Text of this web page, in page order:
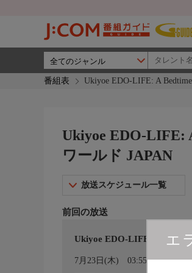
番組表 Ukiyoe EDO-LIFE: A
エ
Ukiyoe EDO-LIFE:
ワールド JAPAN
放送スケジュール一覧
前回の放送
Ukiyoe EDO-LIFE: A
7月23日(木) 03:55〜04:00